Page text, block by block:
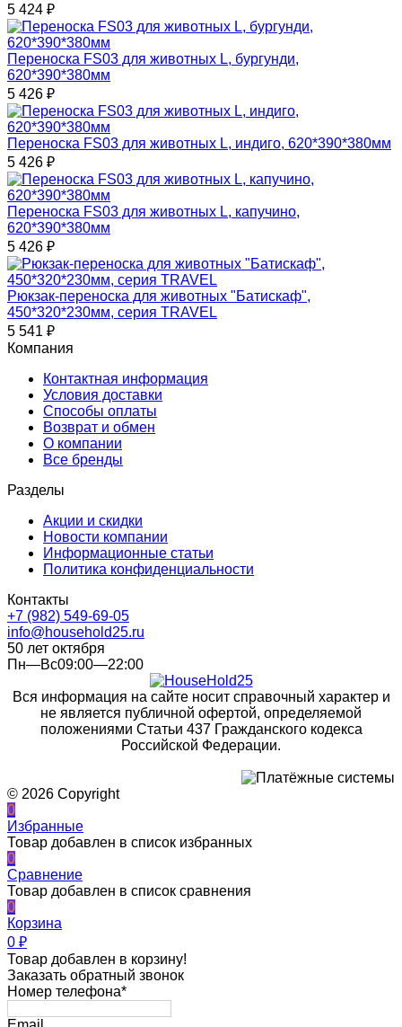
5 424 ₽
Переноска FS03 для животных L, бургунди,
620*390*380мм
5 426 ₽
Переноска FS03 для животных L, индиго, 620*390*380мм
5 426 ₽
Переноска FS03 для животных L, капучино,
620*390*380мм
5 426 ₽
Рюкзак-переноска для животных "Батискаф",
450*320*230мм, серия TRAVEL
5 541 ₽
Компания
Контактная информация
Условия доставки
Способы оплаты
Возврат и обмен
О компании
Все бренды
Разделы
Акции и скидки
Новости компании
Информационные статьи
Политика конфиденциальности
Контакты
+7 (982) 549-69-05
info@household25.ru
50 лет октября
Пн—Вс09:00—22:00
Вся информация на сайте носит справочный характер и
не является публичной офертой, определяемой
положениями Статьи 437 Гражданского кодекса
Российской Федерации.
© 2026 Copyright
0
Избранные
Товар добавлен в список избранных
0
Сравнение
Товар добавлен в список сравнения
0
Корзина
0 ₽
Товар добавлен в корзину!
Заказать обратный звонок
Номер телефона*